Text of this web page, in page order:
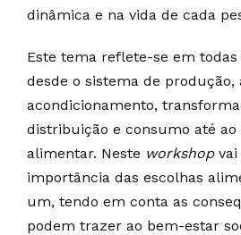
dinâmica e na vida de cada
Este tema reflete-se em todas
desde o sistema de
acondicionamento,
distribuição e consumo até ao
alimentar. Neste workshop
importância das escolhas
um, tendo em conta as
podem trazer ao bem-estar